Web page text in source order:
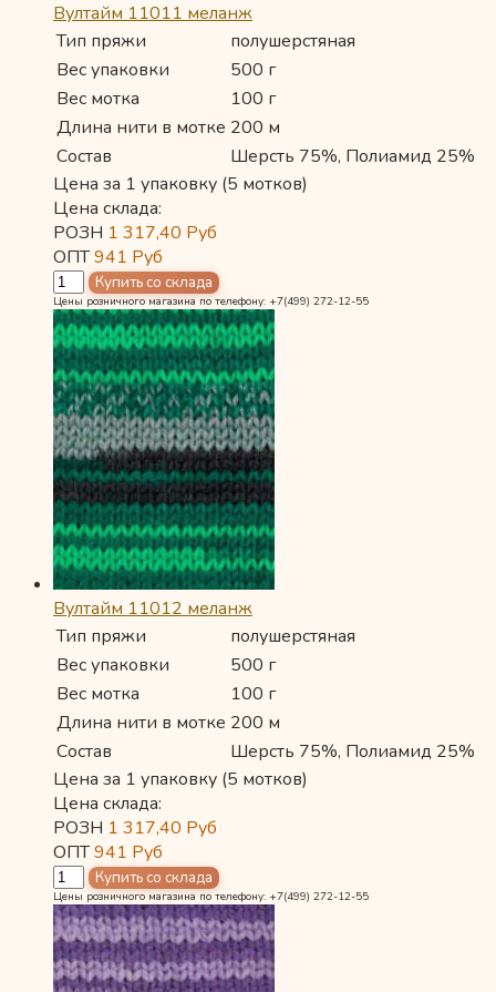
Вултайм 11011 меланж
Тип пряжи
полушерстяная
Вес упаковки
500 г
Вес мотка
100 г
Длина нити в мотке 200 м
Состав
Шерсть 75%, Полиамид 25%
Цена за 1 упаковку (5 мотков)
Цена склада:
РОЗН 1 317,40 Руб
ОПТ941 Руб
Цены розничного магазина по телефону: +7(499) 272-12-55
Вултайм 11012 меланж
Тип пряжи
полушерстяная
Вес упаковки
500 г
Вес мотка
100 г
Длина нити в мотке 200 м
Состав
Шерсть 75%, Полиамид 25%
Цена за 1 упаковку (5 мотков)
Цена склада:
РОЗН 1 317,40 Руб
ОПТ941 Руб
Цены розничного магазина по телефону: +7(499) 272-12-55